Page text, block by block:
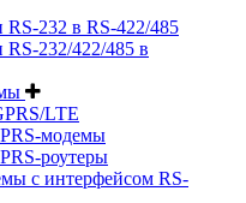
RS-232 в RS-422/485
RS-232/422/485 в
LTE
модемы
роутеры
с интерфейсом RS-